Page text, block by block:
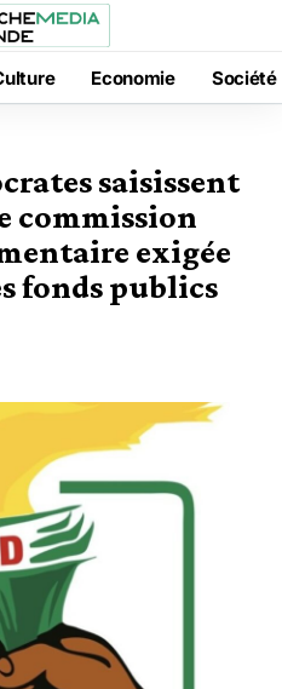
Economie Société
saisissent
commission
exigée
fonds publics